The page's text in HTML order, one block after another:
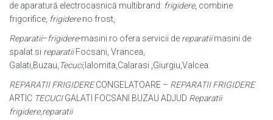
de aparatură electrocasnică multibrand: frigidere, combine
frigorifice, frigidereno frost,
Reparatii–frigidere-masini.ro ofera servicii de reparatiimasini de
spalat si reparatiiFocsani, Vrancea,
Galati,Buzau,Tecuci,Ialomita,Calarasi ,Giurgiu,Valcea.
REPARATII FRIGIDERECONGELATOARE – REPARATII FRIGIDERE
ARTIC TECUCIGALATI FOCSANI BUZAU ADJUD Reparatii
frigidere,reparatii